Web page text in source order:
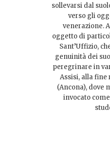
sollevarsi dal
verso gli
venerazione.
oggetto di
Sant’Uffizio,
genuinità dei
peregrinare in
Assisi, alla fine
(Ancona), dove
invocato